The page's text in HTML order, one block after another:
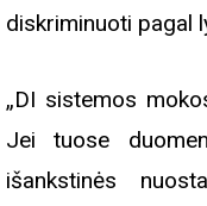
diskriminuoti pagal
„DI sistemos
Jei tuose
išankstinės